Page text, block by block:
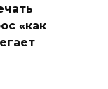
«как